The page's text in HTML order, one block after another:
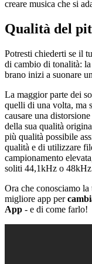
creare musica che si
Qualità del
Potresti chiederti se il
di cambio di tonalità:
brano inizi a suonare
La maggior parte dei
quelli di una volta, ma
causare una
della sua qualità
più qualità possibile
qualità e di utilizzare
campionamento
soliti 44,1kHz o
Ora che conosciamo
migliore app per
App - e di come farlo!